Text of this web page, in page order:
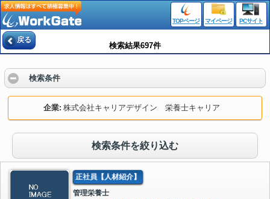
TOPページ マイページ PCサイト
戻る
検索結果697件
検索条件
企業 株式会社キャリアデザイン 栄養士キャリア
検索条件を絞り込む
正社員【人材紹介】
管理栄養士